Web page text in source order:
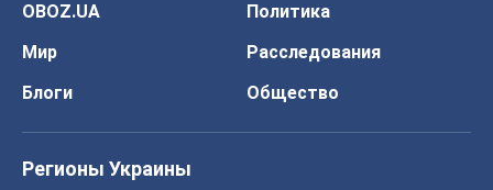
OBOZ.UA
Политика
Мир
Расследования
Блоги
Общество
Регионы Украины